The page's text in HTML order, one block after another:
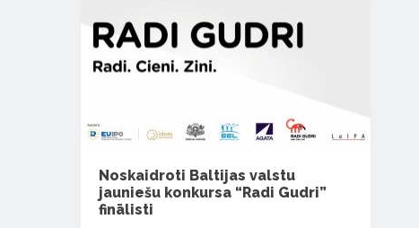
Noskaidroti Baltijas valstu
jauniešu konkursa “Radi Gudri”
finālisti